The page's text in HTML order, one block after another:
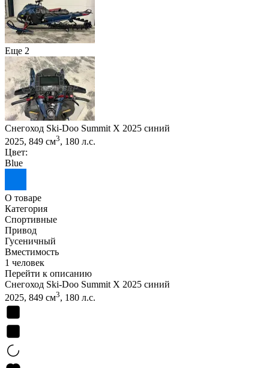
Еще 2
Снегоход Ski-Doo Summit X 2025 синий
2025, 849 см3, 180 л.с.
Цвет:
Blue
О товаре
Категория
Спортивные
Привод
Гусеничный
Вместимость
1 человек
Перейти к описанию
Снегоход Ski-Doo Summit X 2025 синий
2025, 849 см3, 180 л.с.